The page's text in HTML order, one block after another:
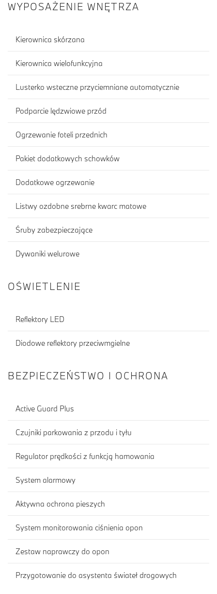
WYPOSAŻENIE WNĘTRZA
Kierownica skórzana
Kierownica wielofunkcyjna
Lusterko wsteczne przyciemniane automatycznie
Podparcie lędzwiowe przód
Ogrzewanie foteli przednich
Pakiet dodatkowych schowków
Dodatkowe ogrzewanie
Listwy ozdobne srebrne kwarc matowe
Śruby zabezpieczające
Dywaniki welurowe
OŚWIETLENIE
Reflektory LED
Diodowe reflektory przeciwmgielne
BEZPIECZEŃSTWO I OCHRONA
Active Guard Plus
Czujniki parkowania z przodu i tyłu
Regulator prędkości z funkcją hamowania
System alarmowy
Aktywna ochrona pieszych
System monitorowania ciśnienia opon
Zestaw naprawczy do opon
Przygotowanie do asystenta świateł drogowych